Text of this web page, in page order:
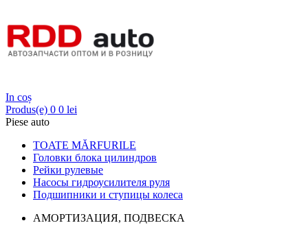
In coș
Produs(e) 0 0 lei
Piese auto
TOATE MĂRFURILE
Головки блока цилиндров
Рейки рулевые
Насосы гидроусилителя руля
Подшипники и ступицы колеса
АМОРТИЗАЦИЯ, ПОДВЕСКА